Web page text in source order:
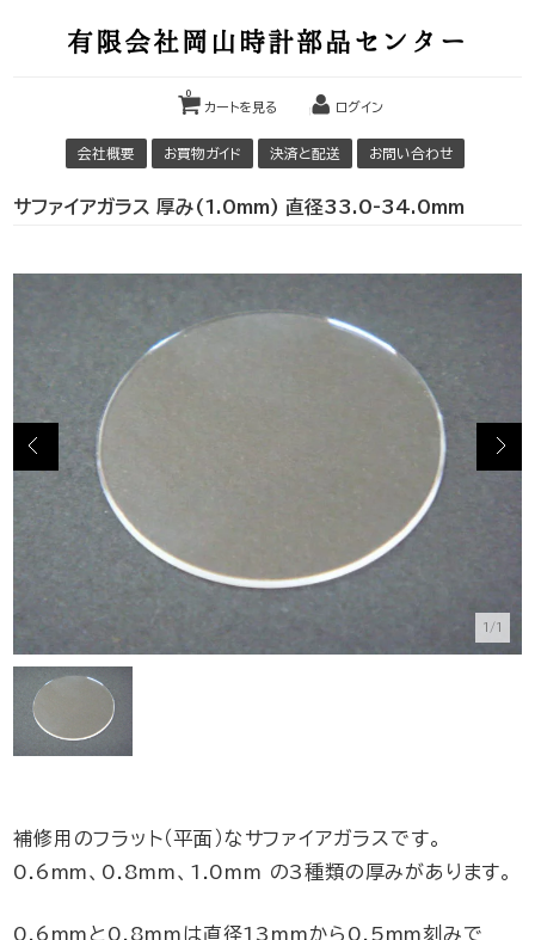
有限会社岡山時計部品センター
カートを見る
0
ログイン
会社概要 お買物ガイド 決済と配送 お問い合わせ
サファイアガラス 厚み(1.0mm) 直径33.0-34.0mm
1/1
補修用のフラット（平面）なサファイアガラスです。
0.6mm、0.8mm、1.0mm の3種類の厚みがあります。
0.6mmと0.8mmは直径13mmから0.5mm刻みで